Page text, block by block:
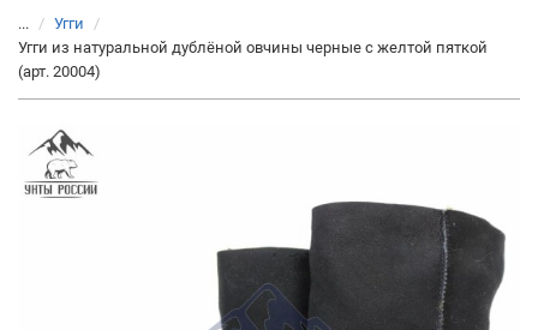
...
Угги
Угги из натуральной дублёной овчины черные с желтой пяткой
(арт. 20004)